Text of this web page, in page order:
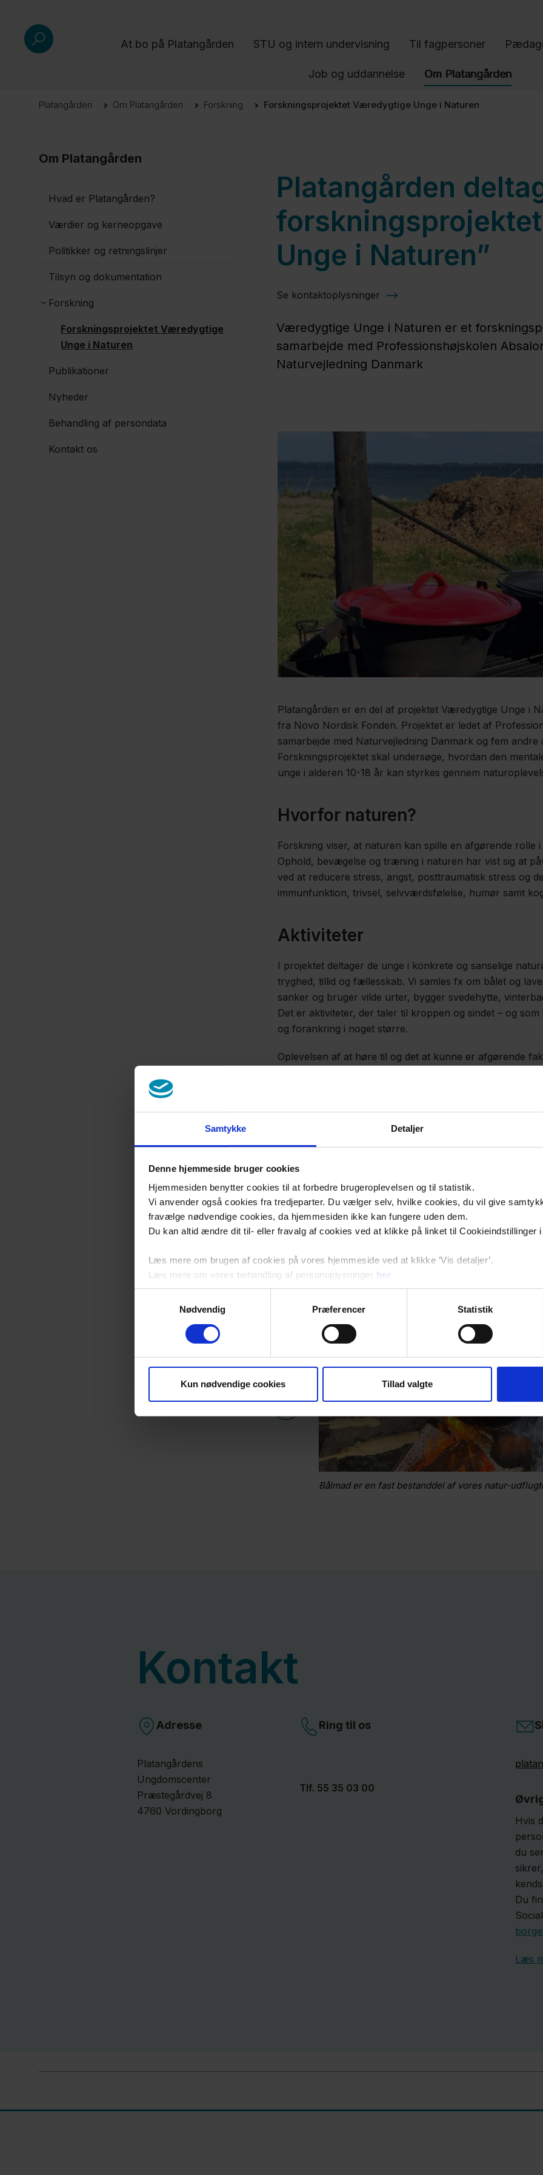
Samtykke Detaljer
Denne hjemmeside bruger cookies
Hjemmesiden benytter cookies til at forbedre brugeroplevelsen og til statistik.
Vi anvender også cookies fra tredjeparter. Du vælger selv, hvilke cookies, du vil give
fravælge nødvendige cookies, da hjemmesiden ikke kan fungere uden dem.
Du kan altid ændre dit til- eller fravalg af cookies ved at klikke på linket til Cookieindstillinger
Læs mere om brugen af cookies på vores hjemmeside ved at klikke ’Vis detaljer’.
Læs mere om vores behandling af personoplysninger her
Nødvendig
Præferencer Statistik
Kun nødvendige cookies Tillad valgte
At bo på Platangården STU og intern undervisning Til fagpersoner
Job og uddannelse Om Platangården
Platangården Om Platangården Forskning Forskningsprojektet Væredygtige Unge i Naturen
Om Platangården
Hvad er Platangården?
Værdier og kerneopgave
Politikker og retningslinjer
Tilsyn og dokumentation
Forskning
Forskningsprojektet Væredygtige
Unge i Naturen
Publikationer
Nyheder
Behandling af persondata
Kontakt os
Platangården
Unge i Naturen”
Se kontaktoplysninger
Væredygtige Unge i Naturen er et
samarbejde med Professionshøjskolen
Naturvejledning Danmark
Platangården er en del af projektet Væredygtige Unge i
fra Novo Nordisk Fonden. Projektet er ledet af
samarbejde med Naturvejledning Danmark og fem
Forskningsprojektet skal undersøge, hvordan den
unge i alderen 10-18 år kan styrkes gennem
Hvorfor naturen?
Forskning viser, at naturen kan spille en afgørende rolle
Ophold, bevægelse og træning i naturen har vist sig at
ved at reducere stress, angst, posttraumatisk stress og
immunfunktion, trivsel, selvværdsfølelse, humør samt
Aktiviteter
I projektet deltager de unge i konkrete og sanselige
tryghed, tillid og fællesskab. Vi samles fx om bålet og
sanker og bruger vilde urter, bygger svedehytte,
Det er aktiviteter, der taler til kroppen og sindet – og
og forankring i noget større.
Oplevelsen af at høre til og det at kunne er afgørende
naturen rummer helt særlige muligheder for at
lever i udsathed og måske bærer på svigt, utryghed
På Platangården er vi optagede af at finde veje, der
og tættere på løsninger, der virker. Det gør vi med
med naturen som medspiller.
Link til naturvejledning Danmark
Bålmad er en fast bestanddel af vores natur-
Kontakt
Adresse
Platangårdens
Ungdomscenter
Præstegårdvej 8
4760 Vordingborg
Ring til os
Tlf. 55 35 03 00
Hvis
du
Du
Læs